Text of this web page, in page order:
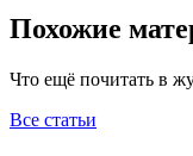
Похожие
Что ещё почитать в
Все статьи